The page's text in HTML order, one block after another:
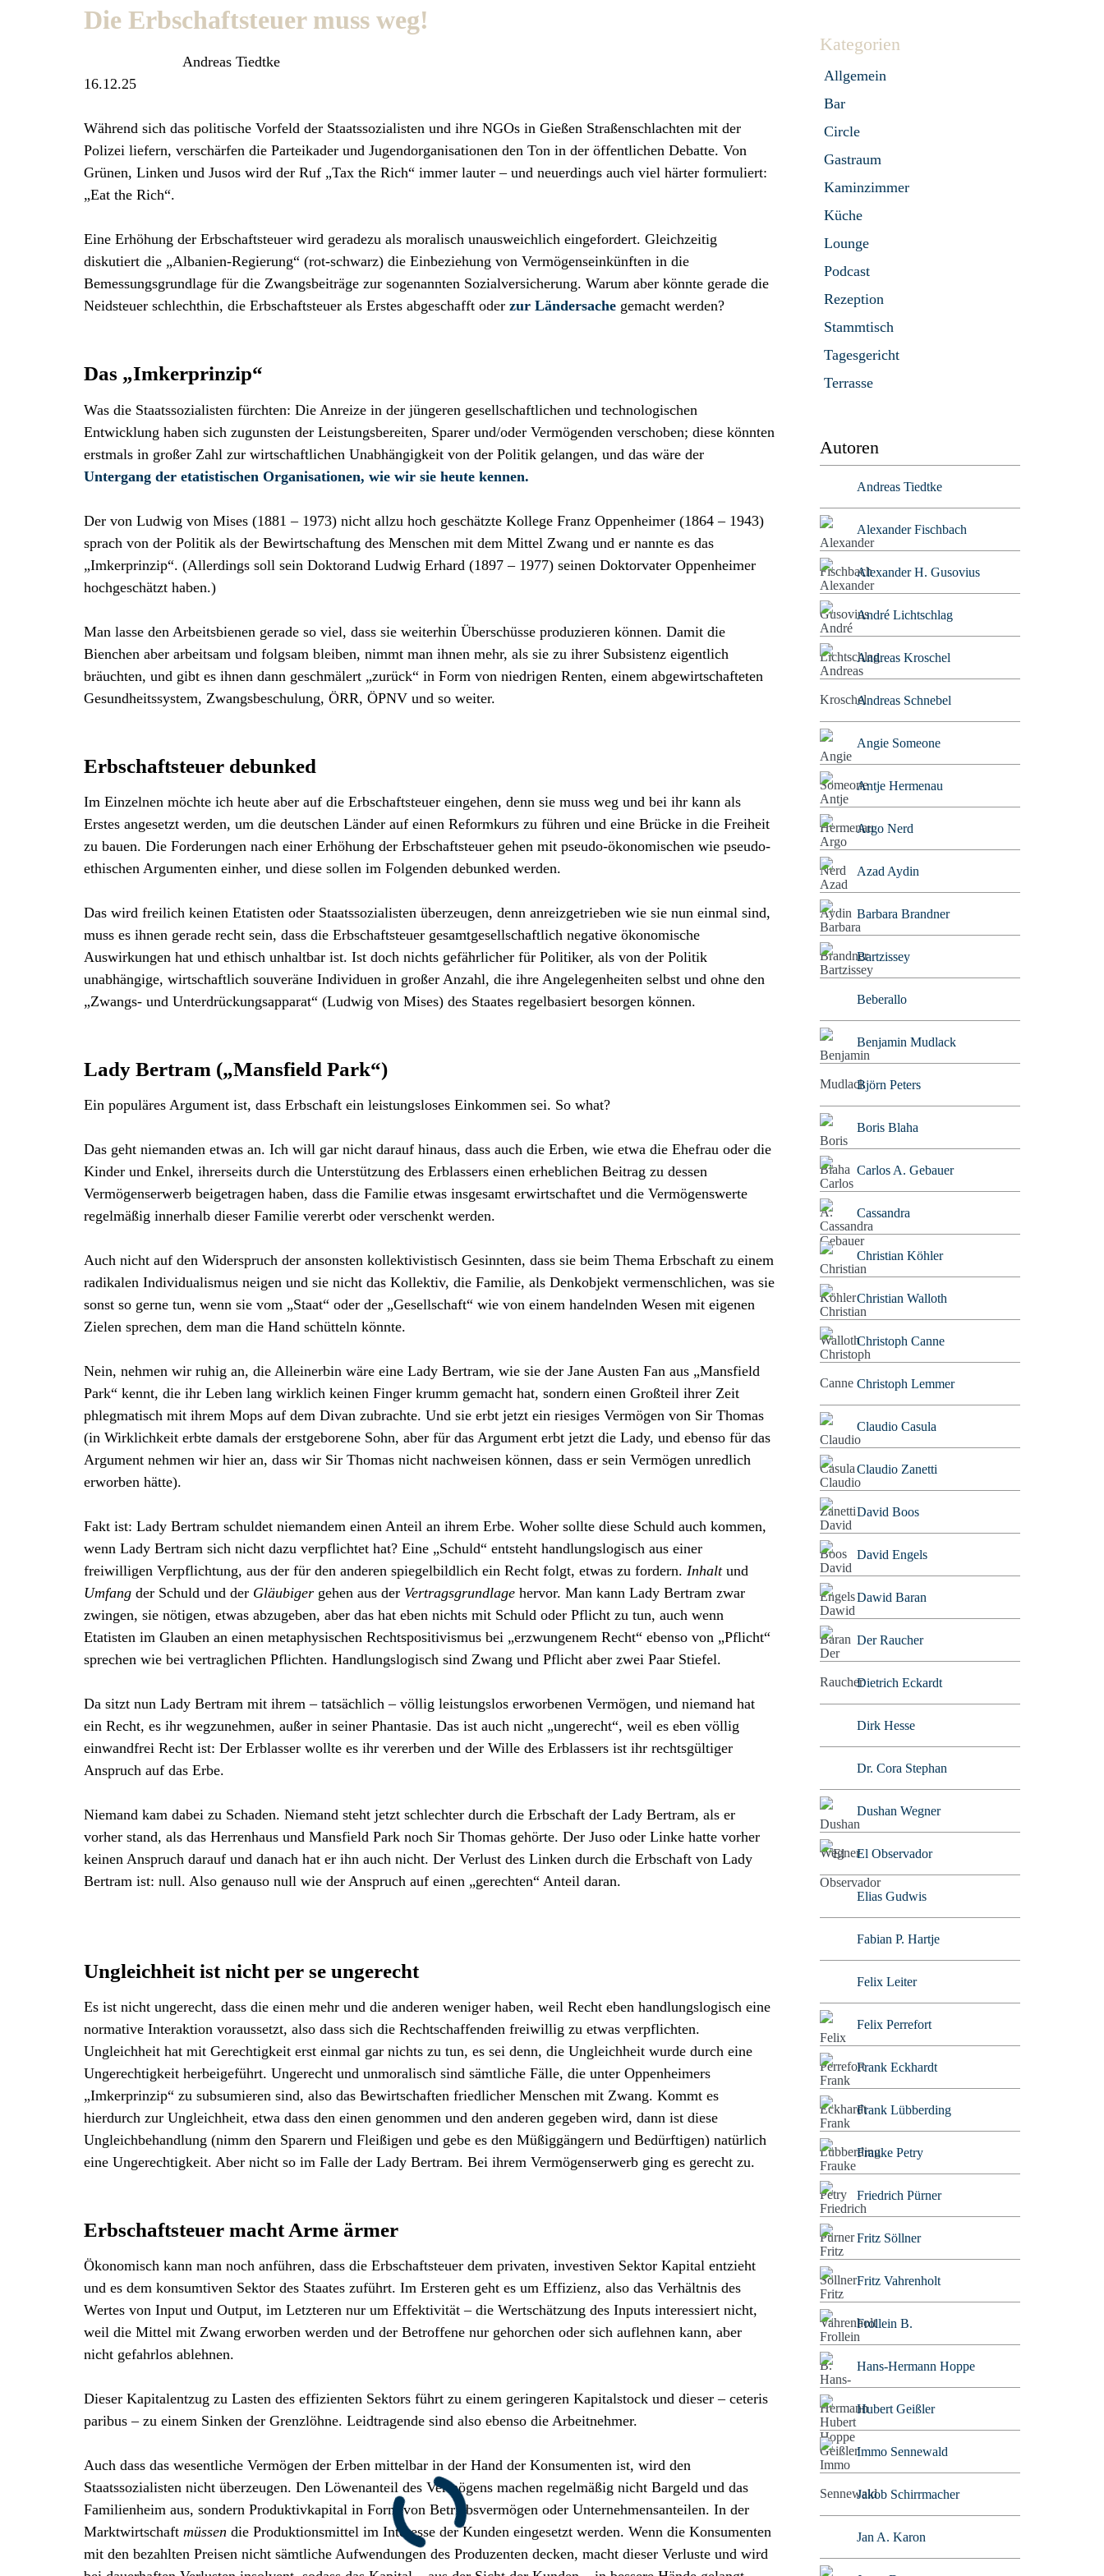
Die Erbschaftsteuer muss weg!
Andreas Tiedtke
16.12.25
Während sich das politische Vorfeld der Staatssozialisten und ihre NGOs in Gießen Straßenschlachten mit der
Polizei liefern, verschärfen die Parteikader und Jugendorganisationen den Ton in der öffentlichen Debatte. Von
Grünen, Linken und Jusos wird der Ruf „Tax the Rich“ immer lauter – und neuerdings auch viel härter formuliert:
„Eat the Rich“.
Eine Erhöhung der Erbschaftsteuer wird geradezu als moralisch unausweichlich eingefordert. Gleichzeitig
diskutiert die „Albanien-Regierung“ (rot-schwarz) die Einbeziehung von Vermögenseinkünften in die
Bemessungsgrundlage für die Zwangsbeiträge zur sogenannten Sozialversicherung. Warum aber könnte gerade die
Neidsteuer schlechthin, die Erbschaftsteuer als Erstes abgeschafft oder zur Ländersache gemacht werden?
Das „Imkerprinzip“
Was die Staatssozialisten fürchten: Die Anreize in der jüngeren gesellschaftlichen und technologischen
Entwicklung haben sich zugunsten der Leistungsbereiten, Sparer und/oder Vermögenden verschoben; diese könnten
erstmals in großer Zahl zur wirtschaftlichen Unabhängigkeit von der Politik gelangen, und das wäre der
Untergang der etatistischen Organisationen, wie wir sie heute kennen.
Der von Ludwig von Mises (1881 – 1973) nicht allzu hoch geschätzte Kollege Franz Oppenheimer (1864 – 1943)
sprach von der Politik als der Bewirtschaftung des Menschen mit dem Mittel Zwang und er nannte es das
„Imkerprinzip“. (Allerdings soll sein Doktorand Ludwig Erhard (1897 – 1977) seinen Doktorvater Oppenheimer
hochgeschätzt haben.)
Man lasse den Arbeitsbienen gerade so viel, dass sie weiterhin Überschüsse produzieren können. Damit die
Bienchen aber arbeitsam und folgsam bleiben, nimmt man ihnen mehr, als sie zu ihrer Subsistenz eigentlich
bräuchten, und gibt es ihnen dann geschmälert „zurück“ in Form von niedrigen Renten, einem abgewirtschafteten
Gesundheitssystem, Zwangsbeschulung, ÖRR, ÖPNV und so weiter.
Erbschaftsteuer debunked
Im Einzelnen möchte ich heute aber auf die Erbschaftsteuer eingehen, denn sie muss weg und bei ihr kann als
Erstes angesetzt werden, um die deutschen Länder auf einen Reformkurs zu führen und eine Brücke in die Freiheit
zu bauen. Die Forderungen nach einer Erhöhung der Erbschaftsteuer gehen mit pseudo-ökonomischen wie pseudo-
ethischen Argumenten einher, und diese sollen im Folgenden debunked werden.
Das wird freilich keinen Etatisten oder Staatssozialisten überzeugen, denn anreizgetrieben wie sie nun einmal sind,
muss es ihnen gerade recht sein, dass die Erbschaftsteuer gesamtgesellschaftlich negative ökonomische
Auswirkungen hat und ethisch unhaltbar ist. Ist doch nichts gefährlicher für Politiker, als von der Politik
unabhängige, wirtschaftlich souveräne Individuen in großer Anzahl, die ihre Angelegenheiten selbst und ohne den
„Zwangs- und Unterdrückungsapparat“ (Ludwig von Mises) des Staates regelbasiert besorgen können.
Lady Bertram („Mansfield Park“)
Ein populäres Argument ist, dass Erbschaft ein leistungsloses Einkommen sei. So what?
Das geht niemanden etwas an. Ich will gar nicht darauf hinaus, dass auch die Erben, wie etwa die Ehefrau oder die
Kinder und Enkel, ihrerseits durch die Unterstützung des Erblassers einen erheblichen Beitrag zu dessen
Vermögenserwerb beigetragen haben, dass die Familie etwas insgesamt erwirtschaftet und die Vermögenswerte
regelmäßig innerhalb dieser Familie vererbt oder verschenkt werden.
Auch nicht auf den Widerspruch der ansonsten kollektivistisch Gesinnten, dass sie beim Thema Erbschaft zu einem
radikalen Individualismus neigen und sie nicht das Kollektiv, die Familie, als Denkobjekt vermenschlichen, was sie
sonst so gerne tun, wenn sie vom „Staat“ oder der „Gesellschaft“ wie von einem handelnden Wesen mit eigenen
Zielen sprechen, dem man die Hand schütteln könnte.
Nein, nehmen wir ruhig an, die Alleinerbin wäre eine Lady Bertram, wie sie der Jane Austen Fan aus „Mansfield
Park“ kennt, die ihr Leben lang wirklich keinen Finger krumm gemacht hat, sondern einen Großteil ihrer Zeit
phlegmatisch mit ihrem Mops auf dem Divan zubrachte. Und sie erbt jetzt ein riesiges Vermögen von Sir Thomas
(in Wirklichkeit erbte damals der erstgeborene Sohn, aber für das Argument erbt jetzt die Lady, und ebenso für das
Argument nehmen wir hier an, dass wir Sir Thomas nicht nachweisen können, dass er sein Vermögen unredlich
erworben hätte).
Fakt ist: Lady Bertram schuldet niemandem einen Anteil an ihrem Erbe. Woher sollte diese Schuld auch kommen,
wenn Lady Bertram sich nicht dazu verpflichtet hat? Eine „Schuld“ entsteht handlungslogisch aus einer
freiwilligen Verpflichtung, aus der für den anderen spiegelbildlich ein Recht folgt, etwas zu fordern. Inhaltund
Umfang der Schuld und der Gläubiger gehen aus der Vertragsgrundlage hervor. Man kann Lady Bertram zwar
zwingen, sie nötigen, etwas abzugeben, aber das hat eben nichts mit Schuld oder Pflicht zu tun, auch wenn
Etatisten im Glauben an einen metaphysischen Rechtspositivismus bei „erzwungenem Recht“ ebenso von „Pflicht“
sprechen wie bei vertraglichen Pflichten. Handlungslogisch sind Zwang und Pflicht aber zwei Paar Stiefel.
Da sitzt nun Lady Bertram mit ihrem – tatsächlich – völlig leistungslos erworbenen Vermögen, und niemand hat
ein Recht, es ihr wegzunehmen, außer in seiner Phantasie. Das ist auch nicht „ungerecht“, weil es eben völlig
einwandfrei Recht ist: Der Erblasser wollte es ihr vererben und der Wille des Erblassers ist ihr rechtsgültiger
Anspruch auf das Erbe.
Niemand kam dabei zu Schaden. Niemand steht jetzt schlechter durch die Erbschaft der Lady Bertram, als er
vorher stand, als das Herrenhaus und Mansfield Park noch Sir Thomas gehörte. Der Juso oder Linke hatte vorher
keinen Anspruch darauf und danach hat er ihn auch nicht. Der Verlust des Linken durch die Erbschaft von Lady
Bertram ist: null. Also genauso null wie der Anspruch auf einen „gerechten“ Anteil daran.
Ungleichheit ist nicht per se ungerecht
Es ist nicht ungerecht, dass die einen mehr und die anderen weniger haben, weil Recht eben handlungslogisch eine
normative Interaktion voraussetzt, also dass sich die Rechtschaffenden freiwillig zu etwas verpflichten.
Ungleichheit hat mit Gerechtigkeit erst einmal gar nichts zu tun, es sei denn, die Ungleichheit wurde durch eine
Ungerechtigkeit herbeigeführt. Ungerecht und unmoralisch sind sämtliche Fälle, die unter Oppenheimers
„Imkerprinzip“ zu subsumieren sind, also das Bewirtschaften friedlicher Menschen mit Zwang. Kommt es
hierdurch zur Ungleichheit, etwa dass den einen genommen und den anderen gegeben wird, dann ist diese
Ungleichbehandlung (nimm den Sparern und Fleißigen und gebe es den Müßiggängern und Bedürftigen) natürlich
eine Ungerechtigkeit. Aber nicht so im Falle der Lady Bertram. Bei ihrem Vermögenserwerb ging es gerecht zu.
Erbschaftsteuer macht Arme ärmer
Ökonomisch kann man noch anführen, dass die Erbschaftsteuer dem privaten, investiven Sektor Kapital entzieht
und es dem konsumtiven Sektor des Staates zuführt. Im Ersteren geht es um Effizienz, also das Verhältnis des
Wertes von Input und Output, im Letzteren nur um Effektivität – die Wertschätzung des Inputs interessiert nicht,
weil die Mittel mit Zwang erworben werden und der Betroffene nur gehorchen oder sich auflehnen kann, aber
nicht gefahrlos ablehnen.
Dieser Kapitalentzug zu Lasten des effizienten Sektors führt zu einem geringeren Kapitalstock und dieser – ceteris
paribus – zu einem Sinken der Grenzlöhne. Leidtragende sind also ebenso die Arbeitnehmer.
Auch dass das wesentliche Vermögen der Erben mittelbar in der Hand der Konsumenten ist, wird den
Staatssozialisten nicht überzeugen. Den Löwenanteil des Vermögens machen regelmäßig nicht Bargeld und das
Familienheim aus, sondern Produktivkapital in Form von Betriebsvermögen oder Unternehmensanteilen. In der
Marktwirtschaft müssen die Produktionsmittel im Interesse der Kunden eingesetzt werden. Wenn die Konsumenten
mit den bezahlten Preisen nicht sämtliche Aufwendungen des Produzenten decken, macht dieser Verluste und wird
Kategorien
Allgemein
Bar
Circle
Gastraum
Kaminzimmer
Küche
Lounge
Podcast
Rezeption
Stammtisch
Tagesgericht
Terrasse
Autoren
Andreas Tiedtke
Alexander Fischbach
Alexander H. Gusovius
André Lichtschlag
Andreas Kroschel
Andreas Schnebel
Angie Someone
Antje Hermenau
Argo Nerd
Azad Aydin
Barbara Brandner
Bartzissey
Beberallo
Benjamin Mudlack
Björn Peters
Boris Blaha
Carlos A. Gebauer
Cassandra
Christian Köhler
Christian Walloth
Christoph Canne
Christoph Lemmer
Claudio Casula
Claudio Zanetti
David Boos
David Engels
Dawid Baran
Der Raucher
Dietrich Eckardt
Dirk Hesse
Dr. Cora Stephan
Dushan Wegner
El Observador
Elias Gudwis
Fabian P. Hartje
Felix Leiter
Felix Perrefort
Frank Eckhardt
Frank Lübberding
Frauke Petry
Friedrich Pürner
Fritz Söllner
Fritz Vahrenholt
Frollein B.
Hans-Hermann Hoppe
Hubert Geißler
Immo Sennewald
Jakob Schirrmacher
Jan A. Karon